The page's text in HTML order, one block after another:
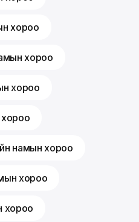
хороо
хороо
хороо
намын хороо
хороо
хороо